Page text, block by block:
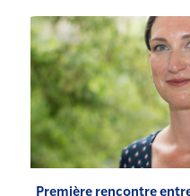
Première rencontre